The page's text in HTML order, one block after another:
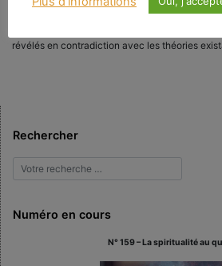
meilleurs cerveaux de l’époque et qu’il a fallu
révélés en contradiction avec les théories
Rechercher
Numéro en cours
N° 159 – La spiritualité au